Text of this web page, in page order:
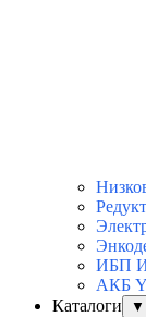
ИБП
АКБ
Каталоги
▼